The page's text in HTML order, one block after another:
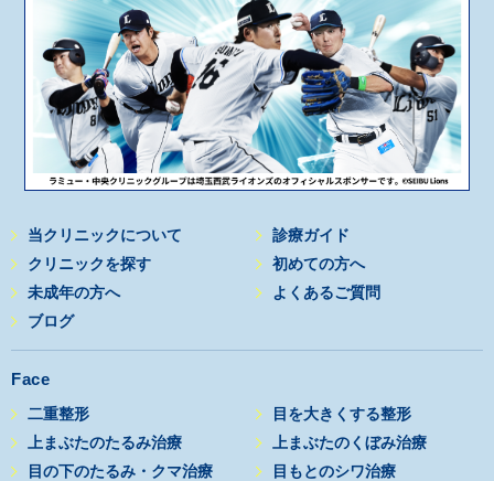
当クリニックについて
診療ガイド
クリニックを探す
初めての方へ
未成年の方へ
よくあるご質問
ブログ
Face
二重整形
目を大きくする整形
上まぶたのたるみ治療
上まぶたのくぼみ治療
目の下のたるみ・クマ治療
目もとのシワ治療